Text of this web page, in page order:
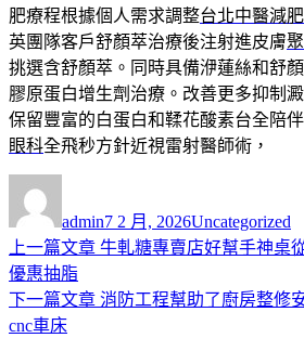
肥療程根據個人需求調整台北中醫減肥
英團隊客戶舒顏萃治療後注射進皮膚
挑選含舒顏萃。同時具備洢蓮絲和舒
膠原蛋白增生劑治療。改善更多抑制
保留豐富的白蛋白和鞣花酸素台全陪
眼科全飛秒方針近視雷射醫師術，
者
admin佈
日
7 2 月, 2026類
Uncategorized
文
章
導
上一篇文章 上
篇
牛軋糖專賣店好幫手神桌
優惠抽脂
下一篇文章 下
消防工程幫助了廚房整修
cnc車床